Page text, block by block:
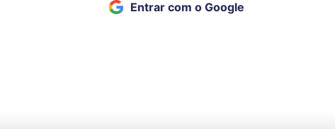
Entrar com o Google